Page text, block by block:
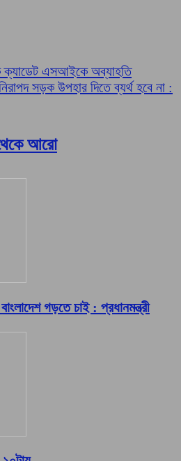
এসআইকে অব্যাহতি
সড়ক উপহার দিতে ব্যর্থ হবে না :
আরো
গড়তে চাই : প্রধানমন্ত্রী